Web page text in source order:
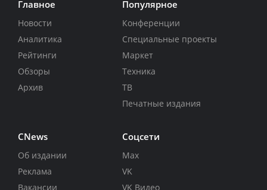
Главное
Новости
Аналитика
Рейтинги
Обзоры
Архив
Популярное
Конференции
Специальные проекты
Маркет
Техника
ТВ
Печатные издания
CNews
Об издании
Реклама
Вакансии
Соцсети
Max
VK
VK Видео